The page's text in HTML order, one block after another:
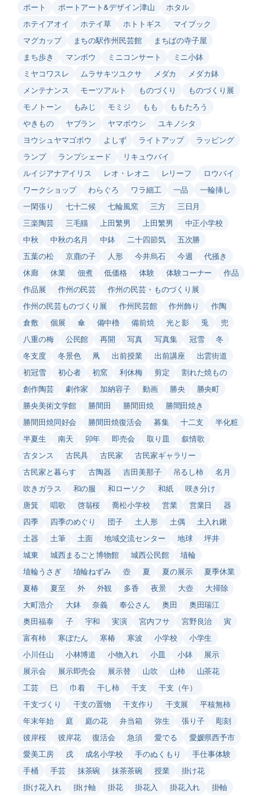
ポート
ポートアート&デザイン津山
ホタル
ホテイアオイ
ホテイ草 ホトトギス
マイブック
マグカップ
まちの駅作州民芸館
まちばの寺子屋
まち歩き
マンボウ ミニコンサート
ミニ小鉢
ミヤコワスレ
ムラサキツユクサ メダカ
メダカ鉢
メンテナンス
モーツアルト ものづくり
ものづくり展
モノトーン
もみじ モミジ もも
ももたろう
やきもの
ヤブラン ヤマボウシ
ユキノシタ
ヨウシュヤマゴボウ
よしず ライトアップ
ラッピング
ランプ
ランプシェード
リキュウバイ
ルイジアナアイリス
レオ・レオニ レリーフ
ロウバイ
ワークショップ
わらぐろ ワラ細工 一品
一輪挿し
一閑張り
七十二候 七輪風窯 三方
三日月
三楽陶芸
三毛猫 上田繁男 上田繁男
中正小学校
中秋
中秋の名月 中鉢 二十四節気
五次勝
五葉の松
京鹿の子 人形 今井烏石 今週
代掻き
休廊
休業 佃煮 低価格 体験 体験コーナー
作品
作品展
作州の民芸
作州の民芸・ものづくり展
作州の民芸ものづくり展
作州民芸館 作州飾り
作陶
倉敷
個展 傘 備中櫓 備前焼 光と影 兎
兜
八重の梅
公民館 再開 写真 写真集 冠雪
冬
冬支度
冬景色 凧 出前授業 出前講座
出雲街道
初冠雪
初心者 初窯 利休梅 剪定
割れた焼もの
創作陶芸
劇作家 加納容子 動画 勝央
勝央町
勝央美術文学館
勝間田 勝間田焼
勝間田焼き
勝間田焼同好会
勝間田焼復活会 募集 十二支
半化粧
半夏生
南天 卯年 即売会 取り皿
叙情歌
古タンス
古民具 古民家
古民家ギャラリー
古民家と暮らす
古陶器 吉田美那子 吊るし柿
名月
吹きガラス
和の服 和ローソク 和紙
咲き分け
唐箕
唱歌 啓翁桜 喬松小学校 営業 営業日
器
四季
四季のめぐり 団子 土人形 土偶
土入れ鍬
土器
土筆 土面 地域交流センター 地球
坪井
城東
城西まるごと博物館 城西公民館
埴輪
埴輪うさぎ
埴輪ねずみ 壺 夏 夏の展示
夏季休業
夏椿
夏至 外 外観 多香 夜景 大壺
大掃除
大町浩介
大鉢 奈義 奉公さん 奥田
奥田瑞江
奥田福泰
子 宇和 実演 宮内フサ 宮野良治
寅
富有柿
寒ぼたん 寒椿 寒波 小学校
小学生
小川任山
小林博道 小物入れ 小皿 小鉢
展示
展示会
展示即売会 展示替 山吹 山柿
山茶花
工芸
巳 巾着 干し柿 干支
干支（午）
干支づくり
干支の置物 干支作り 干支展
平核無柿
年末年始
庭 庭の花 弁当箱 弥生 張り子
彫刻
彼岸桜
彼岸花 復活会 急須 愛でる
愛媛県西予市
愛美工房
戌 成名小学校 手のぬくもり
手仕事体験
手桶
手芸 抹茶碗 抹茶茶碗 授業
掛け花
掛け花入れ
掛け軸 掛花 掛花入 掛花入れ 掛軸